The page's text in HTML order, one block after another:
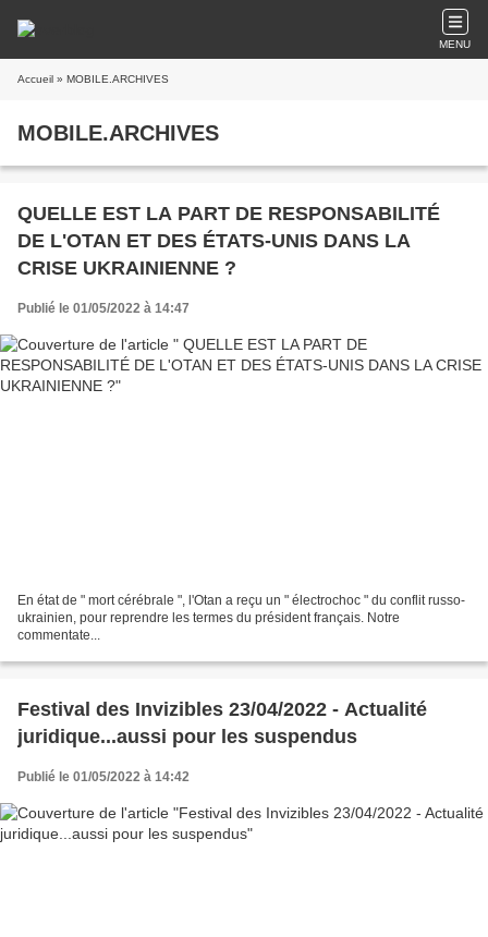
MENU
Accueil » MOBILE.ARCHIVES
MOBILE.ARCHIVES
QUELLE EST LA PART DE RESPONSABILITÉ
DE L'OTAN ET DES ÉTATS-UNIS DANS LA
CRISE UKRAINIENNE ?
Publié le 01/05/2022 à 14:47
En état de " mort cérébrale ", l'Otan a reçu un " électrochoc " du conflit russo-
ukrainien, pour reprendre les termes du président français. Notre
commentate...
Festival des Invizibles 23/04/2022 - Actualité
juridique...aussi pour les suspendus
Publié le 01/05/2022 à 14:42